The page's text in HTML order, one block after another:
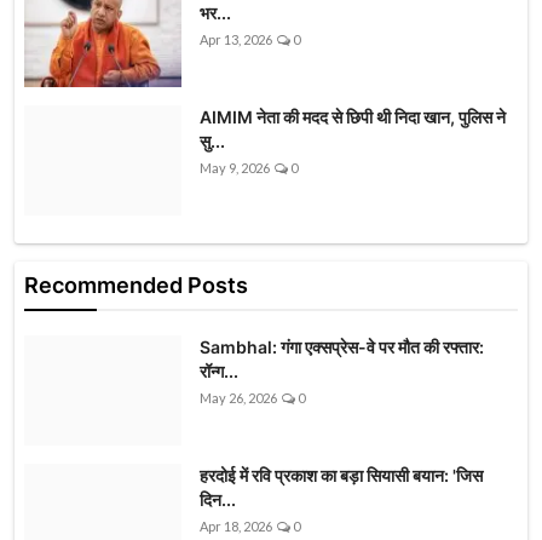
भर...
Apr 13, 2026 0
AIMIM नेता की मदद से छिपी थी निदा खान, पुलिस ने
सु...
May 9, 2026 0
Recommended Posts
Sambhal: गंगा एक्सप्रेस-वे पर मौत की रफ्तार:
रॉन्ग...
May 26, 2026 0
हरदोई में रवि प्रकाश का बड़ा सियासी बयान: 'जिस
दिन...
Apr 18, 2026 0